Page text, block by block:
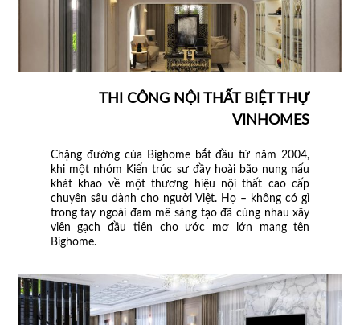
THI CÔNG NỘI THẤT BIỆT THỰ
VINHOMES
Chặng đường của Bighome bắt đầu từ năm 2004,
khi một nhóm Kiến trúc sư đầy hoài bão nung nấu
khát khao về một thương hiệu nội thất cao cấp
chuyên sâu dành cho người Việt. Họ – không có gì
trong tay ngoài đam mê sáng tạo đã cùng nhau xây
viên gạch đầu tiên cho ước mơ lớn mang tên
Bighome.